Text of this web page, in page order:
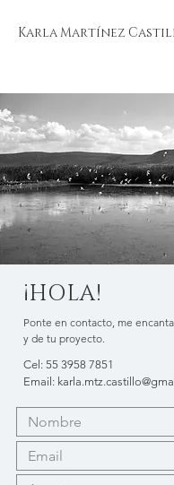
Karla Martínez
¡HOLA!
Ponte en contacto, me
y de tu proyecto.
Cel: 55 3958 7851
Email: